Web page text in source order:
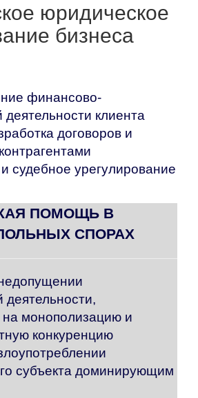
юридическое
бизнеса
финансово-
деятельности клиента
договоров и
судебное урегулирование
ПОМОЩЬ В
СПОРАХ
деятельности,
монополизацию и
конкуренцию
субъекта доминирующим